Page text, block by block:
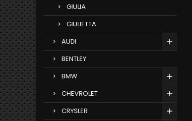
GIULIA
GIULIETTA
AUDI
BENTLEY
BMW
CHEVROLET
CRYSLER